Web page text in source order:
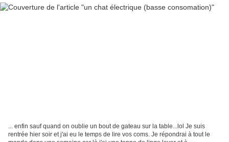
... enfin sauf quand on oublie un bout de gateau sur la table...lol Je suis
rentrée hier soir et j'ai eu le temps de lire vos coms. Je répondrai à tout le